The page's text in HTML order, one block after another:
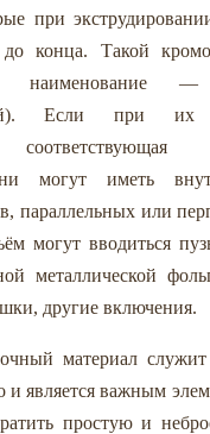
при
конца. Такой
наименование —
Если при их
могут иметь
параллельных или
могут вводиться
металлической
другие включения.
материал служит
и является важным
простую и